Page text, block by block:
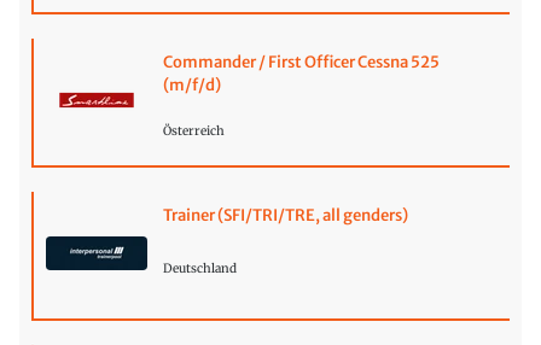
Commander / First Officer Cessna 525
(m/f/d)
Österreich
Trainer (SFI/TRI/TRE, all genders)
Deutschland